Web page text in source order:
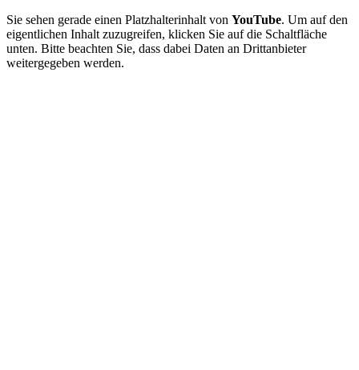
Sie sehen gerade einen Platzhalterinhalt von YouTube. Um auf den
eigentlichen Inhalt zuzugreifen, klicken Sie auf die Schaltfläche
unten. Bitte beachten Sie, dass dabei Daten an Drittanbieter
weitergegeben werden.